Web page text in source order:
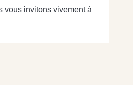
vous invitons vivement à